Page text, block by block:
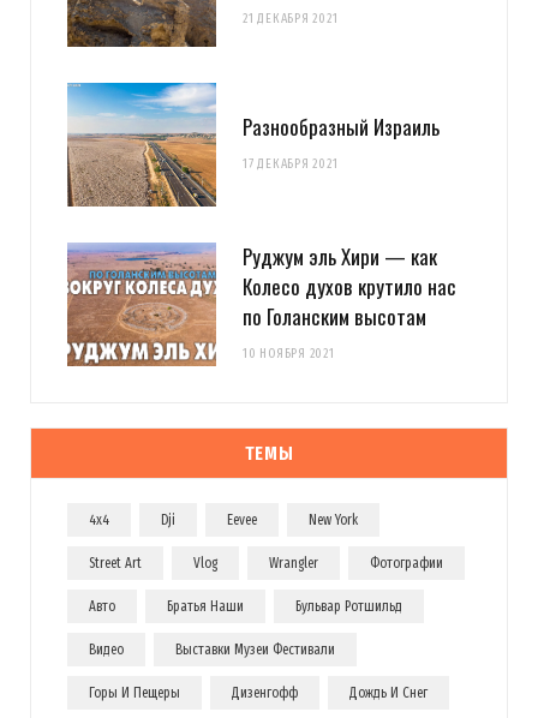
21 ДЕКАБРЯ 2021
Разнообразный Израиль
17 ДЕКАБРЯ 2021
Руджум эль Хири — как
Колесо духов крутило нас
по Голанским высотам
10 НОЯБРЯ 2021
ТЕМЫ
4x4 Dji Eevee New York
Street Art Vlog Wrangler Фотографии
Авто Братья Наши Бульвар Ротшильд
Видео Выставки Музеи Фестивали
Горы И Пещеры Дизенгофф Дождь И Снег